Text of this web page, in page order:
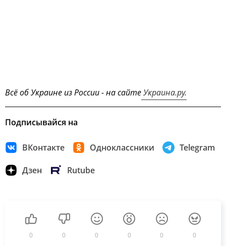
Всё об Украине из России - на сайтеУкраина.ру.
Подписывайся на
ВКонтакте Одноклассники Telegram
Дзен Rutube
0 0 0 0 0 0